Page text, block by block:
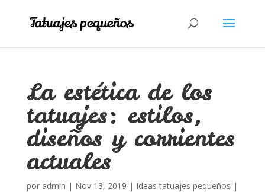
La estética de los
tatuajes: estilos,
diseños y corrientes
actuales
por admin | Nov 13, 2019 | Ideas tatuajes pequeños |